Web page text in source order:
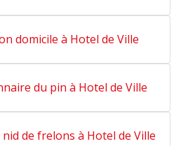
domicile à Hotel de Ville
du pin à Hotel de Ville
de frelons à Hotel de Ville